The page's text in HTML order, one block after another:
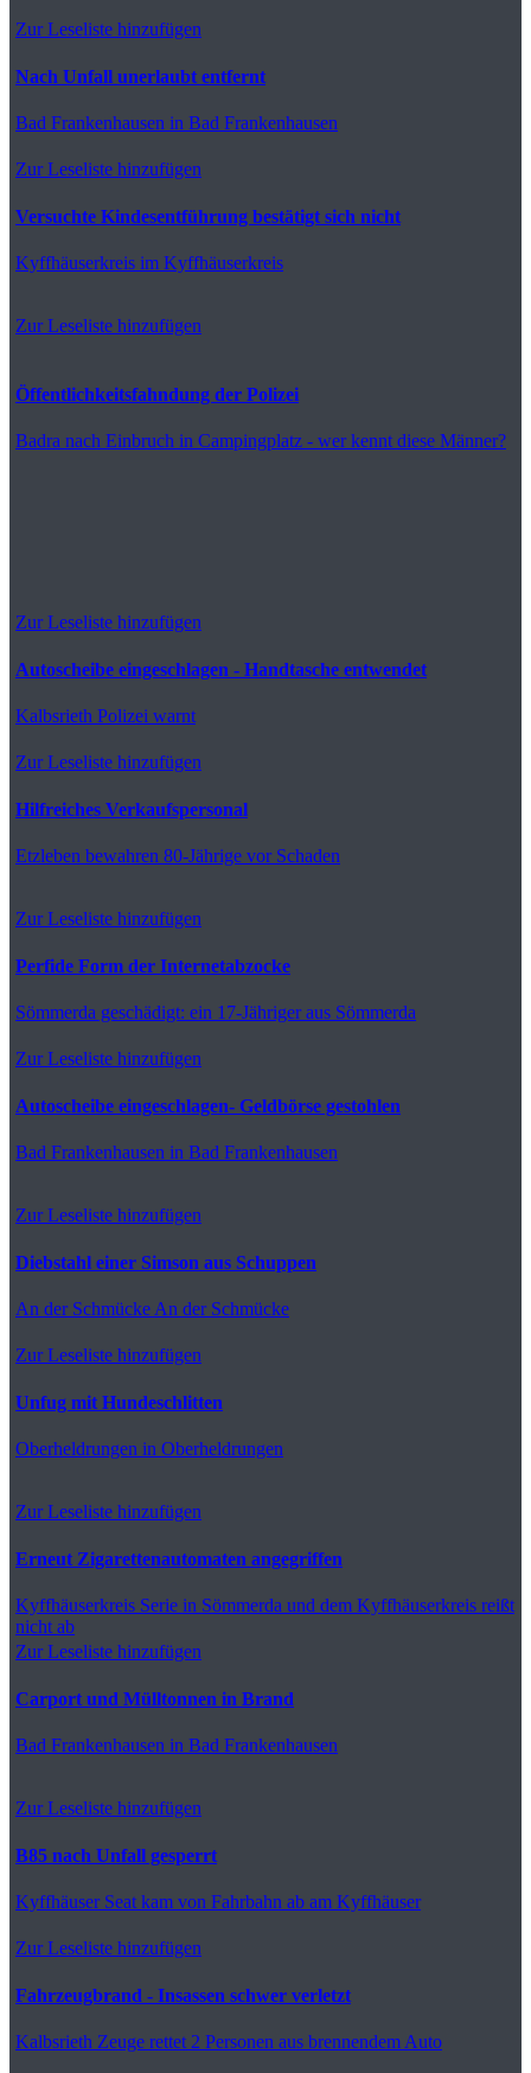
Zur Leseliste hinzufügen
Nach Unfall unerlaubt entfernt
Bad Frankenhausen in Bad Frankenhausen
Zur Leseliste hinzufügen
Versuchte Kindesentführung bestätigt sich nicht
Kyffhäuserkreis im Kyffhäuserkreis
Zur Leseliste hinzufügen
Öffentlichkeitsfahndung der Polizei
Badra nach Einbruch in Campingplatz - wer kennt diese Männer?
Zur Leseliste hinzufügen
Autoscheibe eingeschlagen - Handtasche entwendet
Kalbsrieth Polizei warnt
Zur Leseliste hinzufügen
Hilfreiches Verkaufspersonal
Etzleben bewahren 80-Jährige vor Schaden
Zur Leseliste hinzufügen
Perfide Form der Internetabzocke
Sömmerda geschädigt: ein 17-Jähriger aus Sömmerda
Zur Leseliste hinzufügen
Autoscheibe eingeschlagen- Geldbörse gestohlen
Bad Frankenhausen in Bad Frankenhausen
Zur Leseliste hinzufügen
Diebstahl einer Simson aus Schuppen
An der Schmücke An der Schmücke
Zur Leseliste hinzufügen
Unfug mit Hundeschlitten
Oberheldrungen in Oberheldrungen
Zur Leseliste hinzufügen
Erneut Zigarettenautomaten angegriffen
Kyffhäuserkreis Serie in Sömmerda und dem Kyffhäuserkreis reißt
nicht ab
Zur Leseliste hinzufügen
Carport und Mülltonnen in Brand
Bad Frankenhausen in Bad Frankenhausen
Zur Leseliste hinzufügen
B85 nach Unfall gesperrt
KyffhäuserSeat kam von Fahrbahn ab am Kyffhäuser
Zur Leseliste hinzufügen
Fahrzeugbrand - Insassen schwer verletzt
Kalbsrieth Zeuge rettet 2 Personen aus brennendem Auto